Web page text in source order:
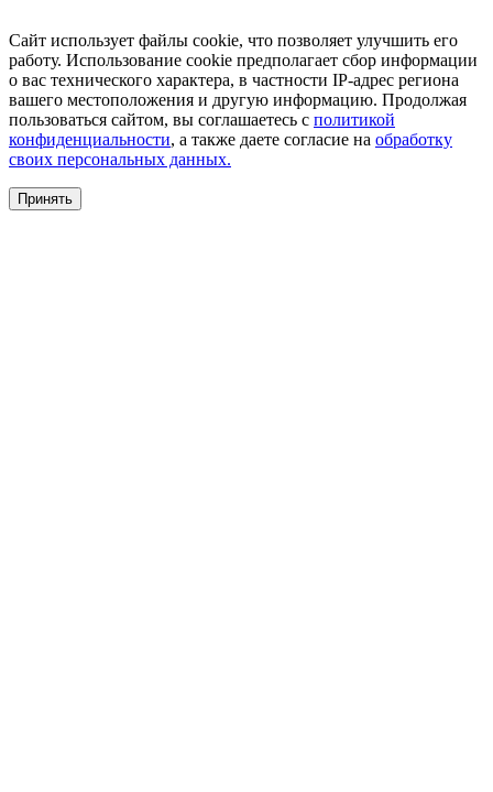
Сайт использует файлы cookie, что позволяет улучшить его
работу. Использование cookie предполагает сбор информации
о вас технического характера, в частности IP-адрес региона
вашего местоположения и другую информацию. Продолжая
пользоваться сайтом, вы соглашаетесь с политикой
конфиденциальности, а также даете согласие на обработку
своих персональных данных.
Принять